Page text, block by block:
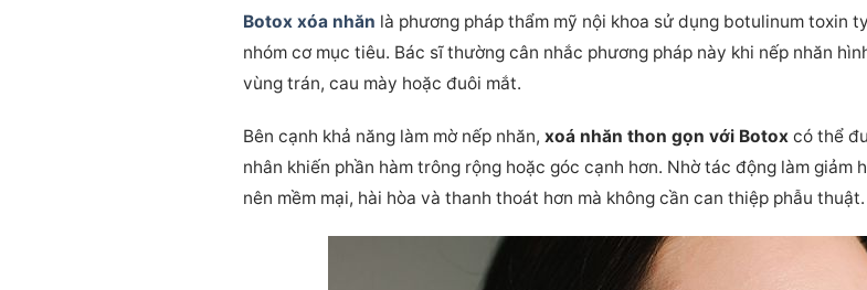
Botox xóa nhăn là phương pháp thẩm mỹ nội khoa sử dụng botulinum toxin
nhóm cơ mục tiêu. Bác sĩ thường cân nhắc phương pháp này khi nếp nhăn
vùng trán, cau mày hoặc đuôi mắt.
Bên cạnh khả năng làm mờ nếp nhăn,xoá nhăn thon gọn với Botox có thể
nhân khiến phần hàm trông rộng hoặc góc cạnh hơn. Nhờ tác động làm
nên mềm mại, hài hòa và thanh thoát hơn mà không cần can thiệp phẫu thuật.